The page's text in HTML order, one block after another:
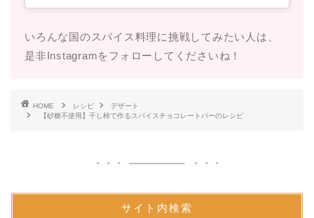
いろんな国のスパイス料理に挑戦してみたい人は、
是非Instagramをフォローしてくださいね！
HOME レシピ
デザート
【砂糖不使用】干し柿で作るスパイスチョコレートバーのレシピ
サイト内検索